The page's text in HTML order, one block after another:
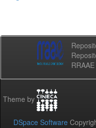
RRAAE
Theme by
DSpace Software